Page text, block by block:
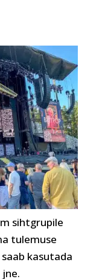
sihtgrupile
tulemuse
kasutada